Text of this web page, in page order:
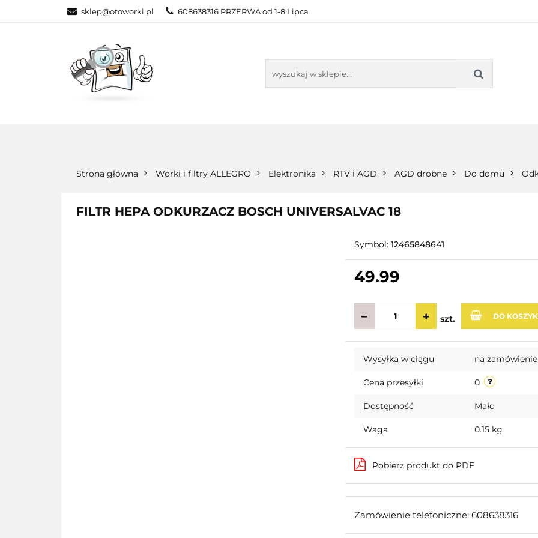
sklep@otoworki.pl 608638316 PRZERWA od 1-8 Lipca
NASZA OFERTA KONTAKT BESTSELLERY BLOG
Strona główna Worki i filtry ALLEGRO Elektronika RTV i AGD AGD drobne Do domu
FILTR HEPA ODKURZACZ BOSCH UNIVERSALVAC 18
Symbol: 12465848641
49.99
szt. DO
Wysyłka w ciągu na zamówienie
Cena przesyłki 0
Dostępność Mało
Waga 0.15 kg
Pobierz produkt do PDF
Zamówienie telefoniczne: 608638316